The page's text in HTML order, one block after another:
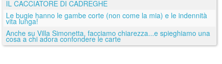
IL CACCIATORE DI CADREGHE
Le bugie hanno le gambe corte (non come la mia) e le indennità
vita lunga!
Anche su Villa Simonetta, facciamo chiarezza...e spieghiamo una
cosa a chi adora confondere le carte